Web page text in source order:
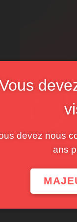
devez nous
ans